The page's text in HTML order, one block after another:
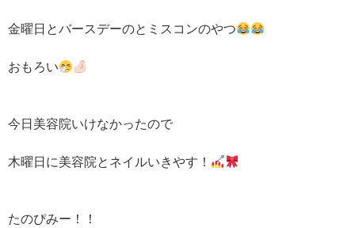
金曜日とバースデーのとミスコンのやつ
おもろい
今日美容院いけなかったので
木曜日に美容院とネイルいきやす！
たのぴみー！！